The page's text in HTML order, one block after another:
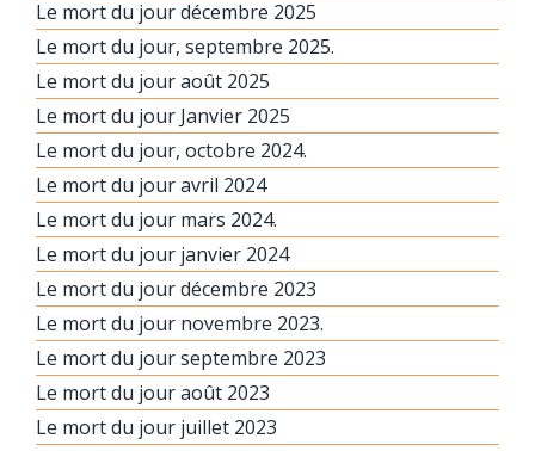
Le mort du jour décembre 2025
Le mort du jour, septembre 2025.
Le mort du jour août 2025
Le mort du jour Janvier 2025
Le mort du jour, octobre 2024.
Le mort du jour avril 2024
Le mort du jour mars 2024.
Le mort du jour janvier 2024
Le mort du jour décembre 2023
Le mort du jour novembre 2023.
Le mort du jour septembre 2023
Le mort du jour août 2023
Le mort du jour juillet 2023